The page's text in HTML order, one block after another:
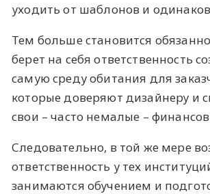
уходить от шаблонов и
Тем больше становится
берет на себя ответственность
самую среду обитания для
которые доверяют дизайнеру и
свои – часто немалые –
Следовательно, в той же мере
ответственность у тех
занимаются обучением и